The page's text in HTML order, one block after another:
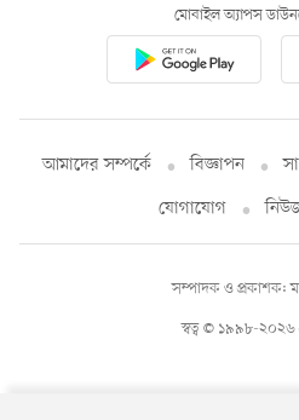
মোবাইল অ্যাপস
আমাদের সম্পর্কে বিজ্ঞাপন
যোগাযোগ
স্বত্ব © ১৯৯৮-
সম্পাদক ও প্রকাশক: